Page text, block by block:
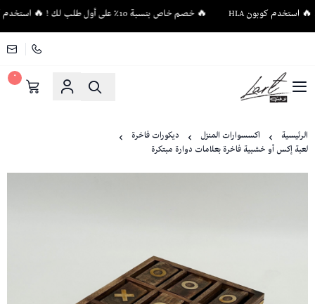
🔥 خصم خاص بنسبة 10٪ على أول طلب لك ! 🔥 استخدم كوبون HLA
لاغت - أثاث فاخر وإكسسوارات منزلية فريدة
٠
الرئيسية اكسسوارات المنزل
ديكورات فاخرة
لعبة إكس أو خشبية فاخرة بعلامات دوارة مبتكرة